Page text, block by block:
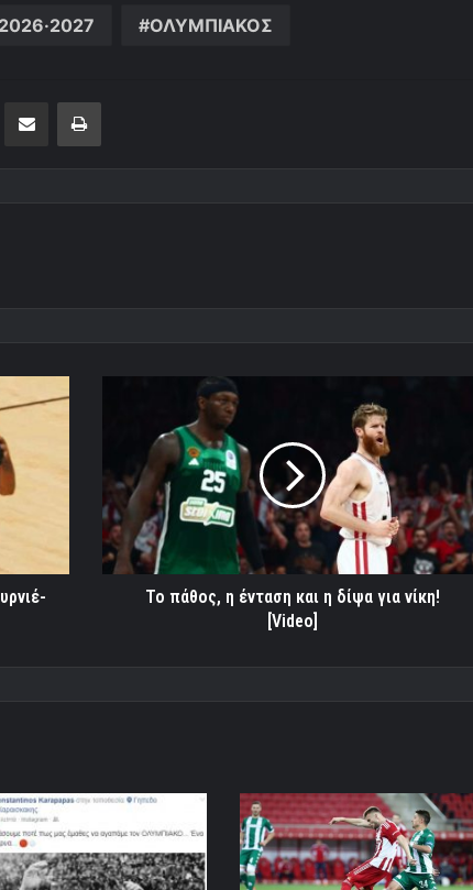
ΟΛΥΜΠΙΑΚΟΣ
Κοινοποίηση μέσω ηλεκτρονικού ταχυδρομείουΕκτύπωση
και
η
δίψα
για
νίκη!
[Video]Το πάθος, η ένταση και η δίψα για νίκη!
[Video]